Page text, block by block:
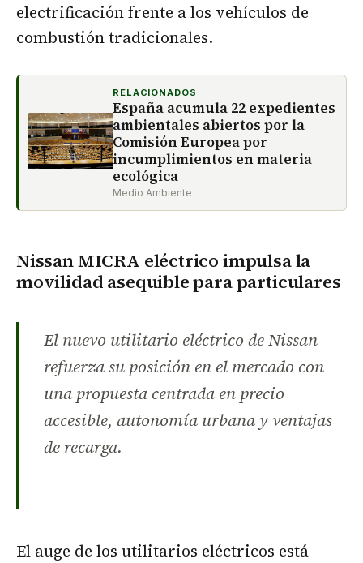
electrificación frente a los vehículos de
combustión tradicionales.
RELACIONADOS
España acumula 22 expedientes
ambientales abiertos por la
Comisión Europea por
incumplimientos en materia
ecológica
Medio Ambiente
Nissan MICRA eléctrico impulsa la
movilidad asequible para particulares
El nuevo utilitario eléctrico de Nissan
refuerza su posición en el mercado con
una propuesta centrada en precio
accesible, autonomía urbana y ventajas
de recarga.
El auge de los utilitarios eléctricos está